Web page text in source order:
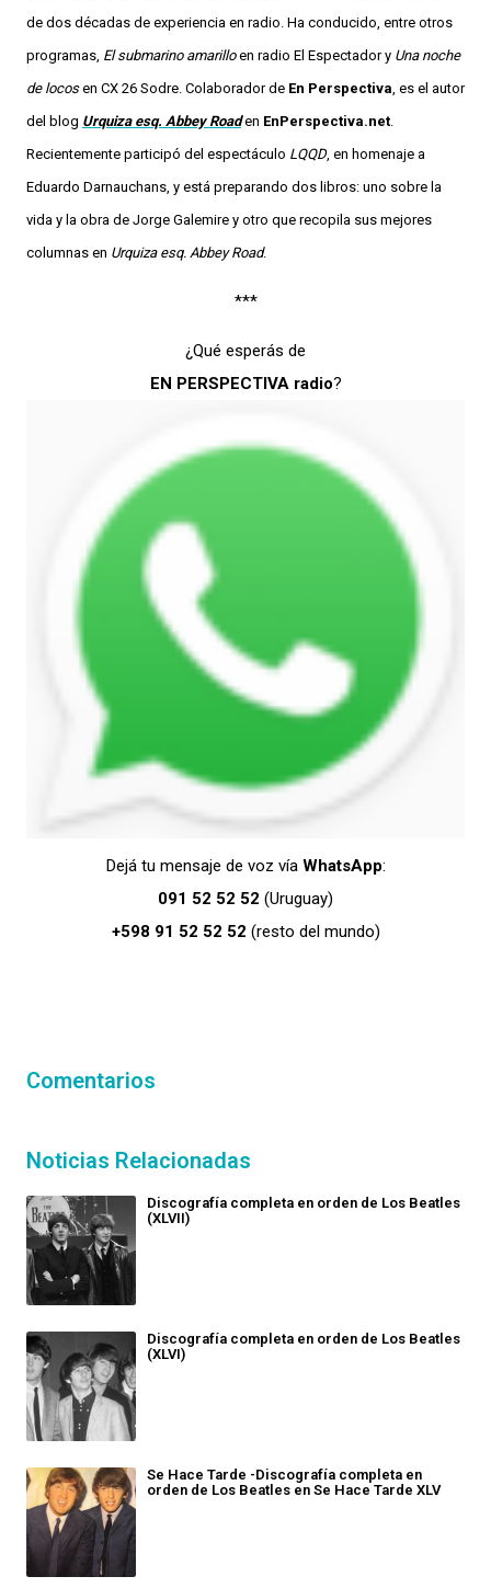
de dos décadas de experiencia en radio. Ha conducido, entre otros
programas, El submarino amarilloen radio El Espectador y Una noche
de locosen CX 26 Sodre. Colaborador de En Perspectiva, es el autor
del blog Urquiza esq. Abbey Roaden EnPerspectiva.net.
Recientemente participó del espectáculo LQQD, en homenaje a
Eduardo Darnauchans, y está preparando dos libros: uno sobre la
vida y la obra de Jorge Galemire y otro que recopila sus mejores
columnas en Urquiza esq. Abbey Road.
***
¿Qué esperás de
EN PERSPECTIVA radio?
Dejá tu mensaje de voz vía WhatsApp:
091 52 52 52 (Uruguay)
+598 91 52 52 52 (resto del mundo)
Comentarios
Noticias Relacionadas
Discografía completa en orden de Los Beatles
(XLVII)
Discografía completa en orden de Los Beatles
(XLVI)
Se Hace Tarde -Discografía completa en
orden de Los Beatles en Se Hace Tarde XLV